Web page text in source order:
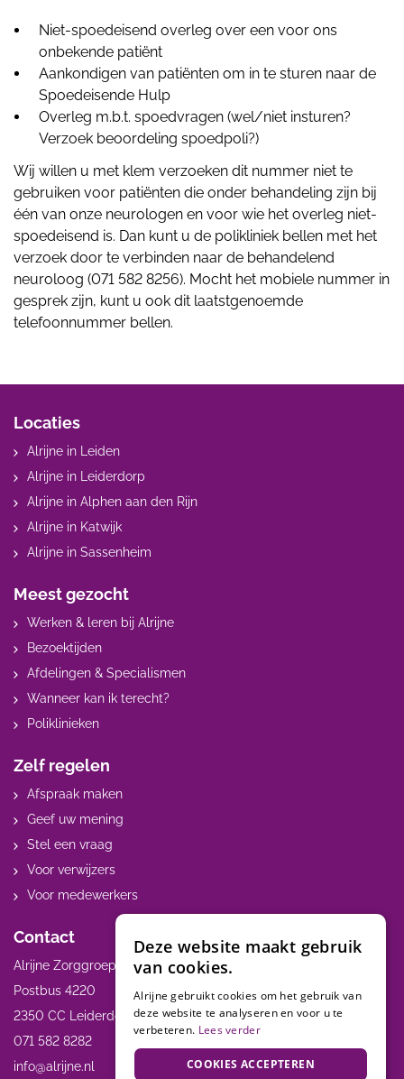
Niet-spoedeisend overleg over een voor ons
onbekende patiënt
Aankondigen van patiënten om in te sturen naar de
Spoedeisende Hulp
Overleg m.b.t. spoedvragen (wel/niet insturen?
Verzoek beoordeling spoedpoli?)
Wij willen u met klem verzoeken dit nummer niet te
gebruiken voor patiënten die onder behandeling zijn bij
één van onze neurologen en voor wie het overleg niet-
spoedeisend is. Dan kunt u de polikliniek bellen met het
verzoek door te verbinden naar de behandelend
neuroloog (071 582 8256). Mocht het mobiele nummer in
gesprek zijn, kunt u ook dit laatstgenoemde
telefoonnummer bellen.
Locaties
Alrijne in Leiden
Alrijne in Leiderdorp
Alrijne in Alphen aan den Rijn
Alrijne in Katwijk
Alrijne in Sassenheim
Meest gezocht
Werken & leren bij Alrijne
Bezoektijden
Afdelingen & Specialismen
Wanneer kan ik terecht?
Poliklinieken
Zelf regelen
Afspraak maken
Geef uw mening
Stel een vraag
Voor verwijzers
Voor medewerkers
Contact
Alrijne Zorggroep
Postbus 4220
2350 CC Leiderdorp
071 582 8282
info@alrijne.nl
Deze website maakt gebruik
van cookies.
Alrijne gebruikt cookies om het gebruik van
deze website te analyseren en voor u te
verbeteren. Lees verder
COOKIES ACCEPTEREN